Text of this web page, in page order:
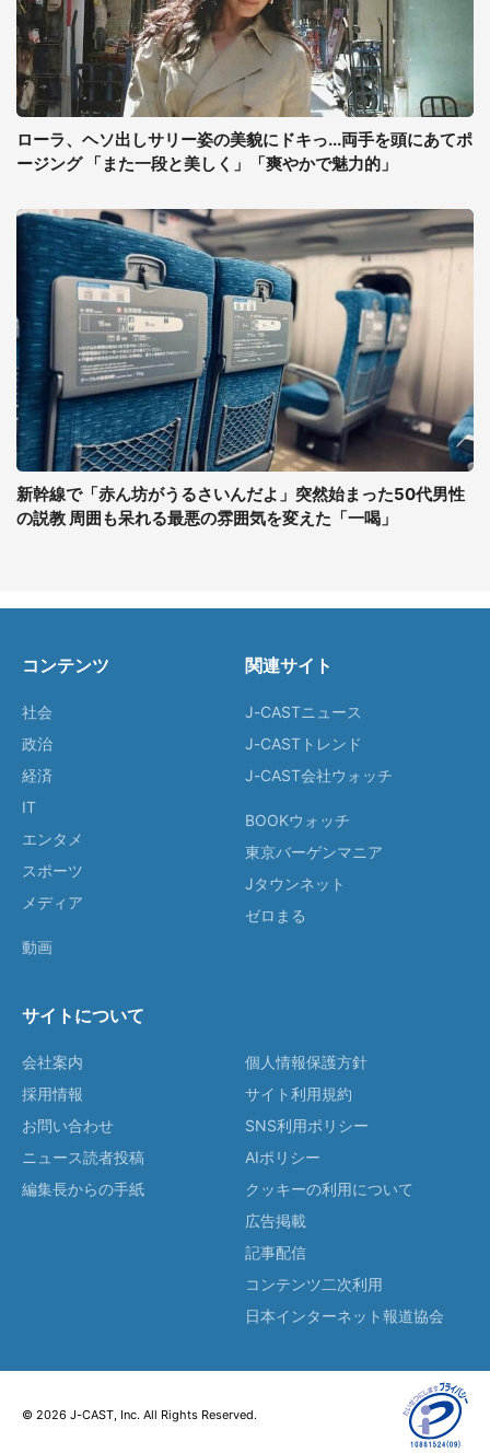
ローラ、ヘソ出しサリー姿の美貌にドキっ...両手を頭にあてポ
ージング 「また一段と美しく」「爽やかで魅力的」
新幹線で「赤ん坊がうるさいんだよ」突然始まった50代男性
の説教 周囲も呆れる最悪の雰囲気を変えた「一喝」
コンテンツ
社会
政治
経済
IT
エンタメ
スポーツ
メディア
動画
関連サイト
J-CASTニュース
J-CASTトレンド
J-CAST会社ウォッチ
BOOKウォッチ
東京バーゲンマニア
Jタウンネット
ゼロまる
サイトについて
会社案内
採用情報
お問い合わせ
ニュース読者投稿
編集長からの手紙
個人情報保護方針
サイト利用規約
SNS利用ポリシー
AIポリシー
クッキーの利用について
広告掲載
記事配信
コンテンツ二次利用
日本インターネット報道協会
© 2026 J-CAST, Inc. All Rights Reserved.